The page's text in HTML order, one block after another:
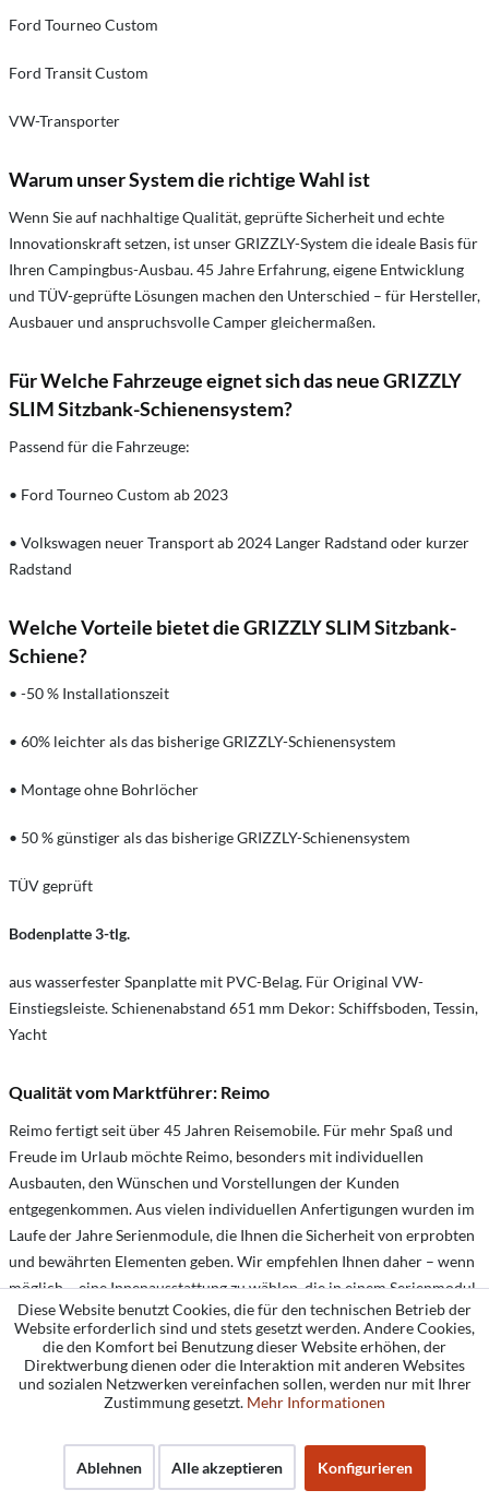
Ford Tourneo Custom
Ford Transit Custom
VW-Transporter
Warum unser System die richtige Wahl ist
Wenn Sie auf nachhaltige Qualität, geprüfte Sicherheit und echte
Innovationskraft setzen, ist unser GRIZZLY-System die ideale Basis für
Ihren Campingbus-Ausbau. 45 Jahre Erfahrung, eigene Entwicklung
und TÜV-geprüfte Lösungen machen den Unterschied – für Hersteller,
Ausbauer und anspruchsvolle Camper gleichermaßen.
Für Welche Fahrzeuge eignet sich das neue GRIZZLY
SLIM Sitzbank-Schienensystem?
Passend für die Fahrzeuge:
• Ford Tourneo Custom ab 2023
• Volkswagen neuer Transport ab 2024 Langer Radstand oder kurzer
Radstand
Welche Vorteile bietet die GRIZZLY SLIM Sitzbank-
Schiene?
• -50 % Installationszeit
• 60% leichter als das bisherige GRIZZLY-Schienensystem
• Montage ohne Bohrlöcher
• 50 % günstiger als das bisherige GRIZZLY-Schienensystem
TÜV geprüft
Bodenplatte 3-tlg.
aus wasserfester Spanplatte mit PVC-Belag. Für Original VW-
Einstiegsleiste. Schienenabstand 651 mm Dekor: Schiffsboden, Tessin,
Yacht
Qualität vom Marktführer: Reimo
Reimo fertigt seit über 45 Jahren Reisemobile. Für mehr Spaß und
Freude im Urlaub möchte Reimo, besonders mit individuellen
Ausbauten, den Wünschen und Vorstellungen der Kunden
entgegenkommen. Aus vielen individuellen Anfertigungen wurden im
Laufe der Jahre Serienmodule, die Ihnen die Sicherheit von erprobten
und bewährten Elementen geben. Wir empfehlen Ihnen daher – wenn
möglich – eine Innenausstattung zu wählen, die in einem Serienmodul
schon häufig gebaut wurde. Die Marke Reimo ist einer der führenden
Anbieter für Camping- und Van-Ausbau in Europa. Seit über 45
Jahren steht das Unternehmen für geprüfte Sicherheit, innovative
Technik und praxisnahe Lösungen für Wohnmobile, Camper,
✔️ TÜV-geprüfte Sicherheitssysteme
Diese Website benutzt Cookies, die für den technischen Betrieb der
Website erforderlich sind und stets gesetzt werden. Andere Cookies,
die den Komfort bei Benutzung dieser Website erhöhen, der
Direktwerbung dienen oder die Interaktion mit anderen Websites
und sozialen Netzwerken vereinfachen sollen, werden nur mit Ihrer
Zustimmung gesetzt. Mehr Informationen
Ablehnen Alle akzeptieren Konfigurieren